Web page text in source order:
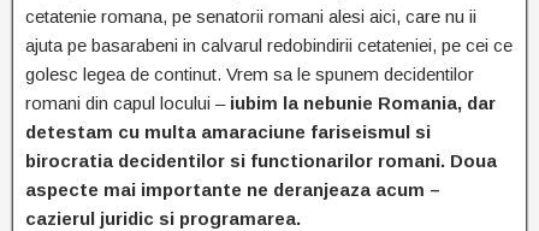
cetatenie romana, pe senatorii romani alesi aici, care nu ii
ajuta pe basarabeni in calvarul redobindirii cetateniei, pe cei ce
golesc legea de continut. Vrem sa le spunem decidentilor
romani din capul locului – iubim la nebunie Romania, dar
detestam cu multa amaraciune fariseismul si
birocratia decidentilor si functionarilor romani. Doua
aspecte mai importante ne deranjeaza acum –
cazierul juridic si programarea.